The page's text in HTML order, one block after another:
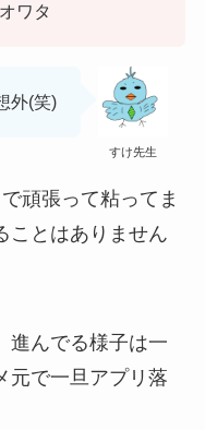
ワタ
すけ先生
外(笑)
頑張って粘ってま
ことはありません
進んでる様子は一
元で一旦アプリ落